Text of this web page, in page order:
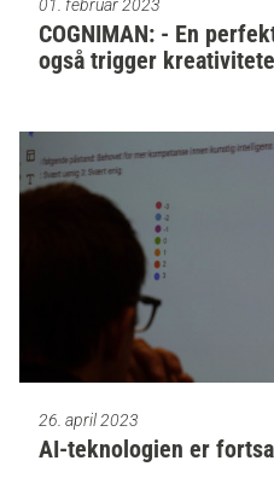
01. februar 2023
COGNIMAN: - En
også trigger
26. april 2023
AI-teknologien er